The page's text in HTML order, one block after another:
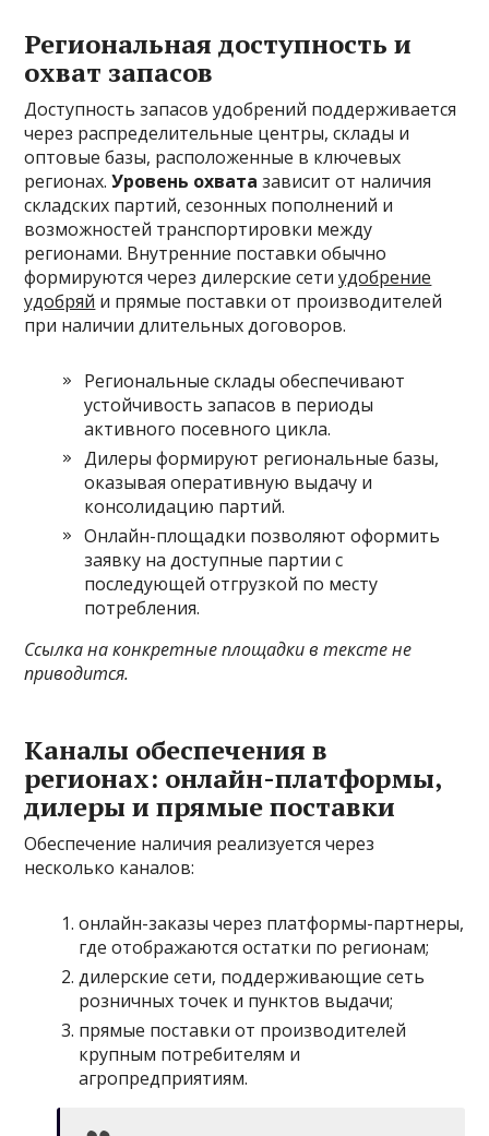
Региональная доступность и
охват запасов
Доступность запасов удобрений поддерживается
через распределительные центры, склады и
оптовые базы, расположенные в ключевых
регионах.Уровень охвата зависит от наличия
складских партий, сезонных пополнений и
возможностей транспортировки между
регионами. Внутренние поставки обычно
формируются через дилерские сетиудобрение
удобряй и прямые поставки от производителей
при наличии длительных договоров.
Региональные склады обеспечивают
устойчивость запасов в периоды
активного посевного цикла.
Дилеры формируют региональные базы,
оказывая оперативную выдачу и
консолидацию партий.
Онлайн-площадки позволяют оформить
заявку на доступные партии с
последующей отгрузкой по месту
потребления.
Ссылка на конкретные площадки в тексте не
приводится.
Каналы обеспечения в
регионах: онлайн-платформы,
дилеры и прямые поставки
Обеспечение наличия реализуется через
несколько каналов:
онлайн-заказы через платформы-партнеры,
где отображаются остатки по регионам;
дилерские сети, поддерживающие сеть
розничных точек и пунктов выдачи;
прямые поставки от производителей
крупным потребителям и
агропредприятиям.